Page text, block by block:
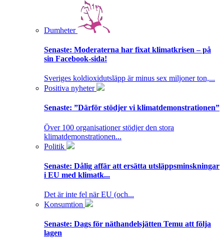
Dumheter
Senaste: Moderaterna har fixat klimatkrisen – på
sin Facebook-sida!
Sveriges koldioxidutsläpp är minus sex miljoner ton,...
Positiva nyheter
Senaste: ”Därför stödjer vi klimatdemonstrationen”
Över 100 organisationer stödjer den stora
klimatdemonstrationen...
Politik
Senaste: Dålig affär att ersätta utsläppsminskningar
i EU med klimatk...
Det är inte fel när EU (och...
Konsumtion
Senaste: Dags för näthandelsjätten Temu att följa
lagen